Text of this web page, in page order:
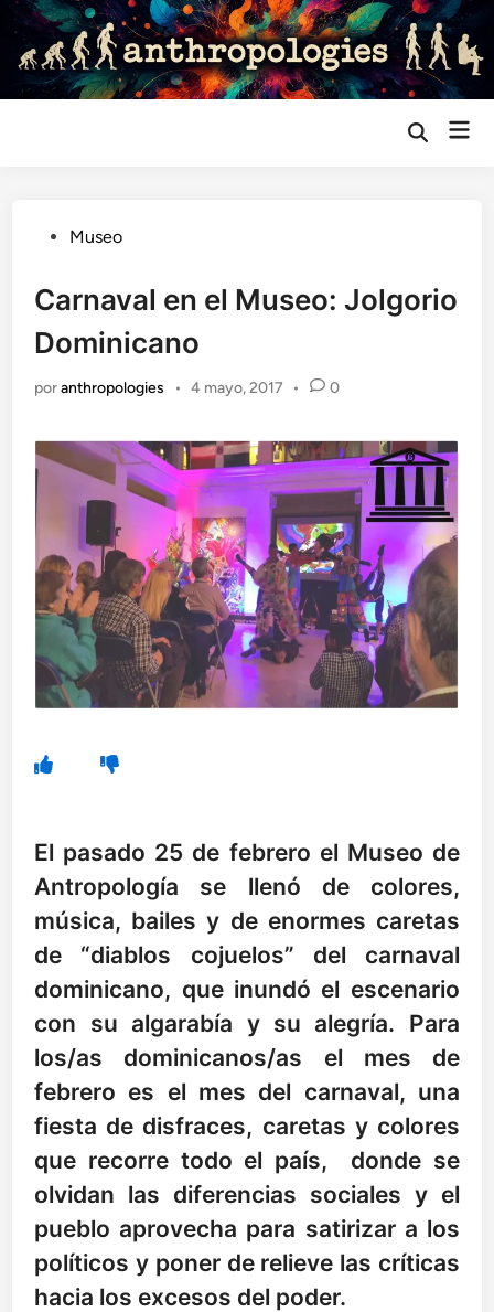
Saltar
contenido
Abrir
Publicado
Museo
Carnaval en el Museo: Jolgorio
Dominicano
poranthropologies • 4 mayo, 2017 • 0
El pasado 25 de febrero el Museo de
Antropología se llenó de colores,
música, bailes y de enormes caretas
de “diablos cojuelos” del carnaval
dominicano, que inundó el escenario
con su algarabía y su alegría. Para
los/as dominicanos/as el mes de
febrero es el mes del carnaval, una
fiesta de disfraces, caretas y colores
que recorre todo el país, donde se
olvidan las diferencias sociales y el
pueblo aprovecha para satirizar a los
políticos y poner de relieve las críticas
hacia los excesos del poder.